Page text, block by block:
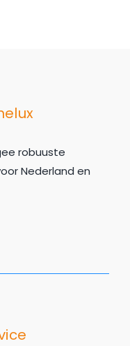
robuuste
Nederland en